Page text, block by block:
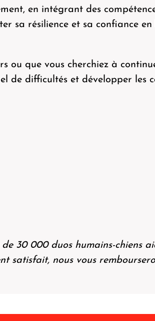
en intégrant des
sa résilience et sa confiance
ou que vous cherchiez à
de difficultés et développer les
30 000 duos humains-chiens
satisfait, nous vous